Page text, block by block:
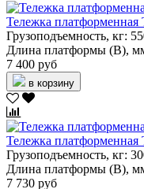
Тележка платформенная
Грузоподъемность, кг:
Длина платформы (В),
7 400 руб
в корзину
Тележка
Грузоподъемность, кг:
Длина платформы (В),
7 730 руб